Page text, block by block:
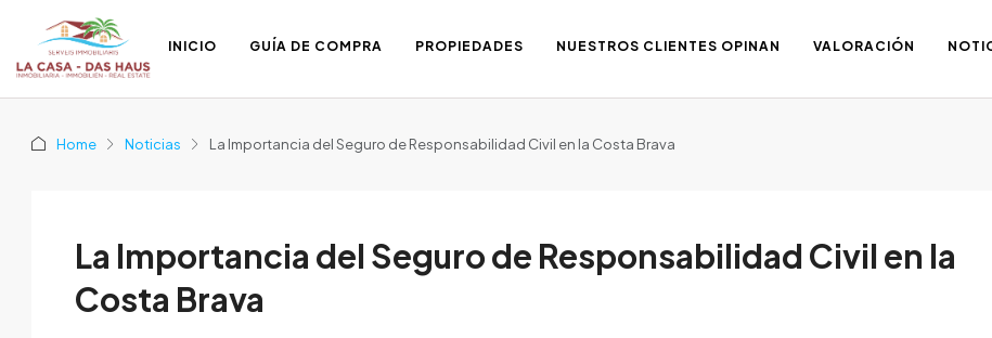
INICIO GUÍA DE COMPRA PROPIEDADES NUESTROS CLIENTES OPINAN VALORACIÓN
Home Noticias La Importancia del Seguro de Responsabilidad Civil en la Costa Brava
La Importancia del Seguro de Responsabilidad Civil en la
Costa Brava